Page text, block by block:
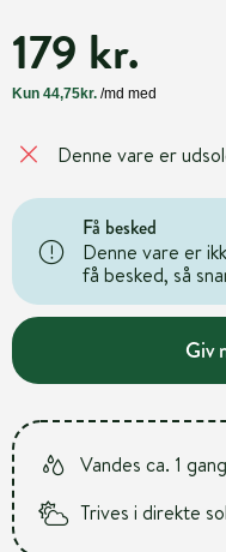
179 kr.
Denne vare er
Få besked
Denne vare er
få besked, så
Giv
Vandes ca. 1
Trives i direkte